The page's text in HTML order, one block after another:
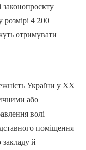
4 200
отримувати
України у XX
або
волі
поміщення
й